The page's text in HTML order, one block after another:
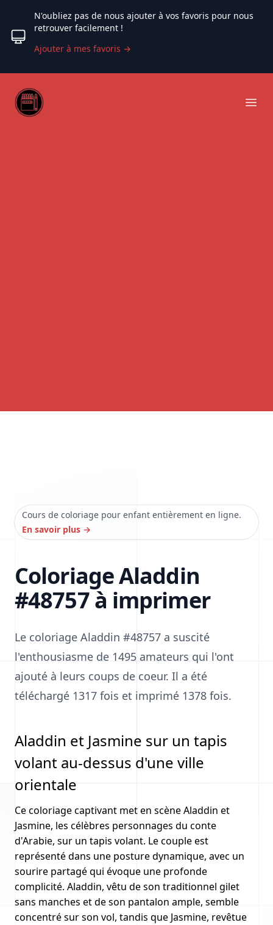
N'oubliez pas de nous ajouter à vos favoris pour nous
retrouver facilement !
Ajouter à mes favoris →
Web coloriage
Cours de coloriage pour enfant entièrement en ligne.
En savoir plus →
Coloriage Aladdin
#48757 à imprimer
Le coloriage Aladdin #48757 a suscité
l'enthousiasme de 1495 amateurs qui l'ont
ajouté à leurs coups de coeur. Il a été
téléchargé 1317 fois et imprimé 1378 fois.
Aladdin et Jasmine sur un tapis
volant au-dessus d'une ville
orientale
Ce coloriage captivant met en scène Aladdin et
Jasmine, les célèbres personnages du conte
d'Arabie, sur un tapis volant. Le couple est
représenté dans une posture dynamique, avec un
sourire partagé qui évoque une profonde
complicité. Aladdin, vêtu de son traditionnel gilet
sans manches et de son pantalon ample, semble
concentré sur son vol, tandis que Jasmine, revêtue